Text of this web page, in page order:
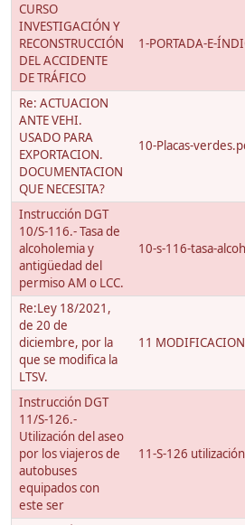
CURSO
INVESTIGACIÓN Y
RECONSTRUCCIÓN
DEL ACCIDENTE
DE TRÁFICO
1-PORTADA-E-
Re: ACTUACION
ANTE VEHI.
USADO PARA
EXPORTACION.
DOCUMENTACION
QUE NECESITA?
10-Placas-
Instrucción DGT
10/S-116.- Tasa de
alcoholemia y
antigüedad del
permiso AM o LCC.
10-s-116-tasa-
Re:Ley 18/2021,
de 20 de
diciembre, por la
que se modifica la
LTSV.
11
Instrucción DGT
11/S-126.-
Utilización del aseo
por los viajeros de
autobuses
equipados con
este ser
11-S-126